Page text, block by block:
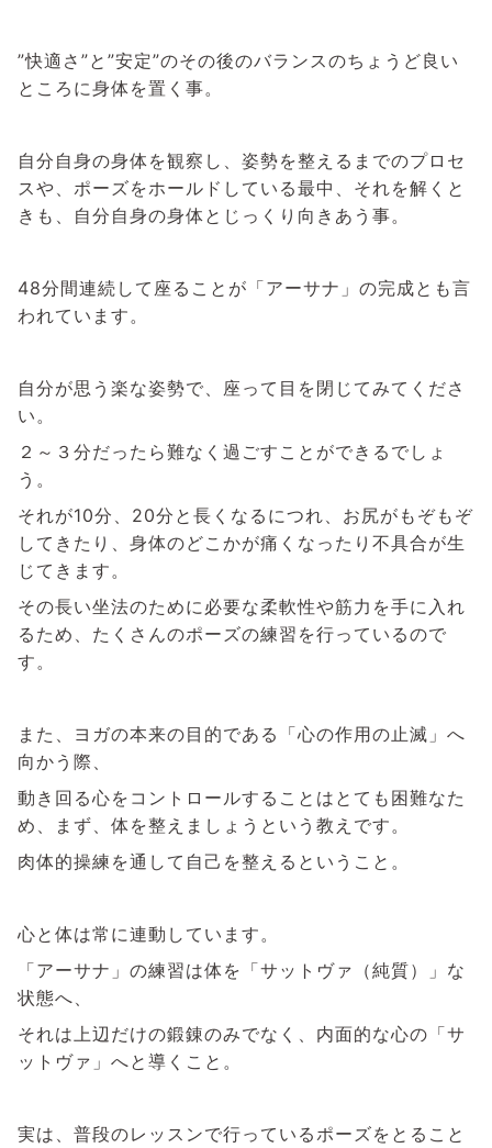
”快適さ”と”安定”のその後のバランスのちょうど良い
ところに身体を置く事。
自分自身の身体を観察し、姿勢を整えるまでのプロセ
スや、ポーズをホールドしている最中、それを解くと
きも、自分自身の身体とじっくり向きあう事。
48分間連続して座ることが「アーサナ」の完成とも言
われています。
自分が思う楽な姿勢で、座って目を閉じてみてくださ
い。
２～３分だったら難なく過ごすことができるでしょ
う。
それが10分、20分と長くなるにつれ、お尻がもぞもぞ
してきたり、身体のどこかが痛くなったり不具合が生
じてきます。
その長い坐法のために必要な柔軟性や筋力を手に入れ
るため、たくさんのポーズの練習を行っているので
す。
また、ヨガの本来の目的である「心の作用の止滅」へ
向かう際、
動き回る心をコントロールすることはとても困難なた
め、まず、体を整えましょうという教えです。
肉体的操練を通して自己を整えるということ。
心と体は常に連動しています。
「アーサナ」の練習は体を「サットヴァ（純質）」な
状態へ、
それは上辺だけの鍛錬のみでなく、内面的な心の「サ
ットヴァ」へと導くこと。
実は、普段のレッスンで行っているポーズをとること